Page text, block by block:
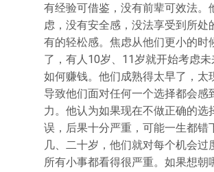
有经验可借鉴，没有前辈可效法。
虑，没有安全感，没法享受到所处
有的轻松感。焦虑从他们更小的时
了，有人10岁、11岁就开始考虑未
如何赚钱。他们成熟得太早了，太
导致他们面对任何一个选择都会感
力。他认为如果现在不做正确的选
误，后果十分严重，可能一生都错
几、二十岁，他们就对每个机会过
所有小事都看得很严重。如果想朝